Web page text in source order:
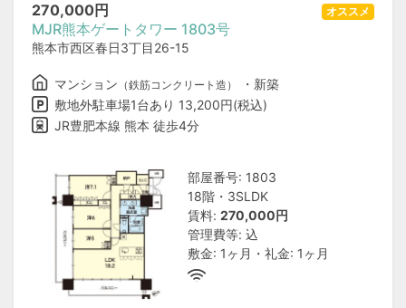
270,000円
MJR熊本ゲートタワー 1803号
熊本市西区春日3丁目26-15
オススメ
マンション （鉄筋コンクリート造）
・新築
敷地外駐車場1台あり 13,200円(税込)
JR豊肥本線 熊本 徒歩4分
部屋番号: 1803
18階・3SLDK
賃料: 270,000円
管理費等: 込
敷金: 1ヶ月・礼金: 1ヶ月